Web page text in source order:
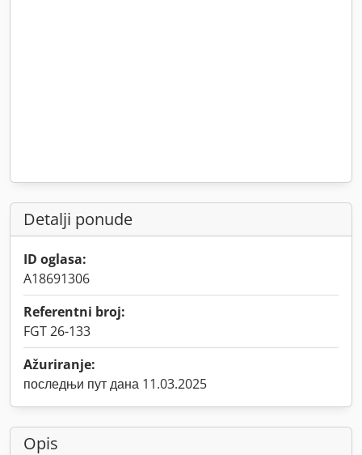
Detalji ponude
ID oglasa:
A18691306
Referentni broj:
FGT 26-133
Ažuriranje:
последњи пут дана 11.03.2025
Opis